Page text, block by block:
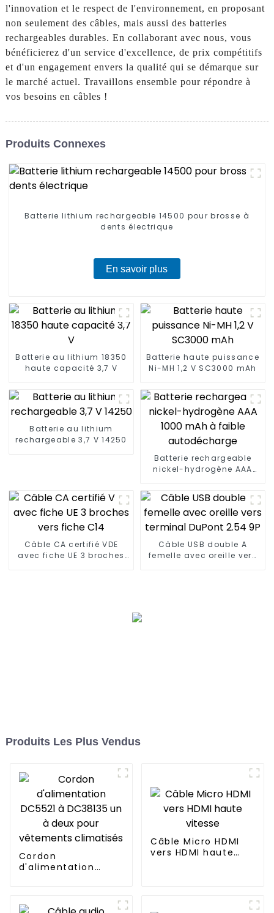
l'innovation et le respect de l'environnement, en proposant
non seulement des câbles, mais aussi des batteries
rechargeables durables. En collaborant avec nous, vous
bénéficierez d'un service d'excellence, de prix compétitifs
et d'un engagement envers la qualité qui se démarque sur
le marché actuel. Travaillons ensemble pour répondre à
vos besoins en câbles !
Produits Connexes
Batterie lithium rechargeable 14500 pour brosse à
dents électrique
En savoir plus
Batterie au lithium 18350
haute capacité 3,7 V
Batterie haute puissance
Ni-MH 1,2 V SC3000 mAh
Batterie au lithium
rechargeable 3,7 V 14250
Batterie rechargeable
nickel-hydrogène AAA
Câble CA certifié VDE
avec fiche UE 3 broches
Câble USB double A
femelle avec oreille vers
Produits Les Plus Vendus
Cordon
d'alimentation
Câble Micro HDMI
vers HDMI haute